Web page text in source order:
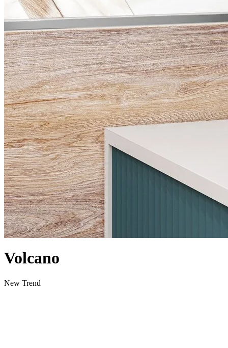
Volcano
New Trend